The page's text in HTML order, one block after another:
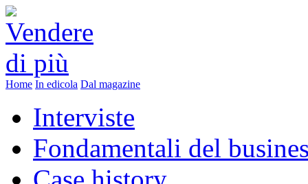
Home In edicola Dal magazine
Interviste
Fondamentali del